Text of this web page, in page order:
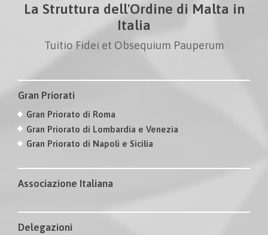
La Struttura dell'Ordine di Malta in
Italia
Tuitio Fidei et Obsequium Pauperum
Gran Priorati
Gran Priorato di Roma
Gran Priorato di Lombardia e Venezia
Gran Priorato di Napoli e Sicilia
Associazione Italiana
Delegazioni